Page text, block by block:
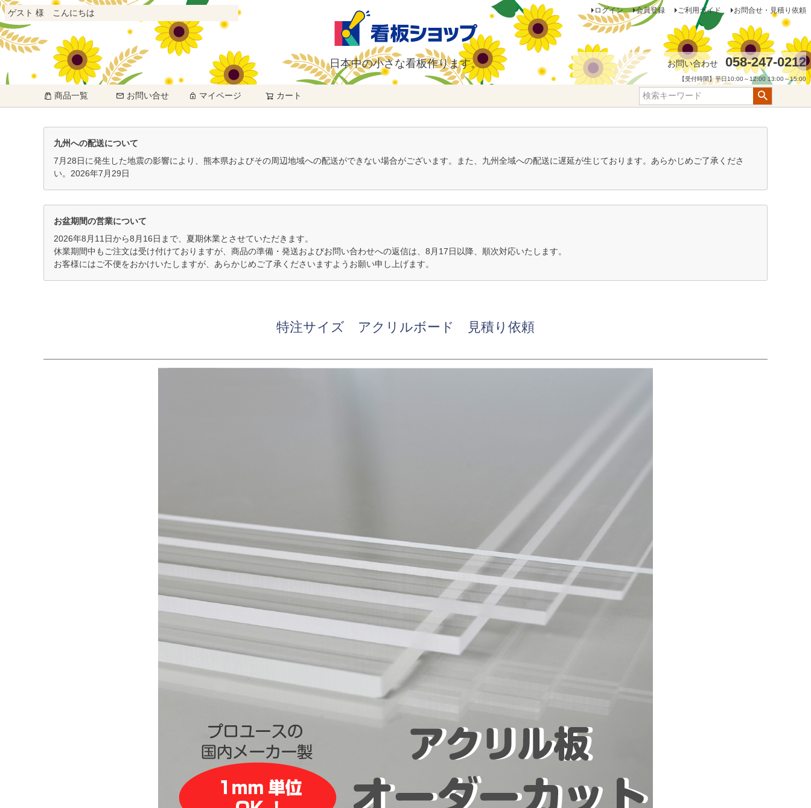
ゲスト 様 こんにちは
日本中の小さな看板作ります。
ログイン 会員登録 ご利用ガイド お問合せ・見積り依頼
お問い合わせ 058-247-0212
【受付時間】平日10:00～12:00 13:00～15:00
商品一覧 お問い合せ マイページ カート
九州への配送について
7月28日に発生した地震の影響により、熊本県およびその周辺地域への配送ができない場合がございます。また、九州全域への配送に遅延が生じております。あらかじめご了承くださ
い。2026年7月29日
お盆期間の営業について
2026年8月11日から8月16日まで、夏期休業とさせていただきます。
休業期間中もご注文は受け付けておりますが、商品の準備・発送およびお問い合わせへの返信は、8月17日以降、順次対応いたします。
お客様にはご不便をおかけいたしますが、あらかじめご了承くださいますようお願い申し上げます。
特注サイズ アクリルボード 見積り依頼